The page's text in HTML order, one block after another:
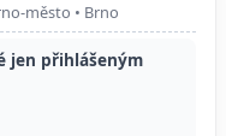
město • Brno
jen přihlášeným